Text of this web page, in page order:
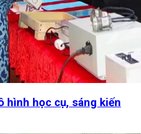
hình học cụ, sáng kiến